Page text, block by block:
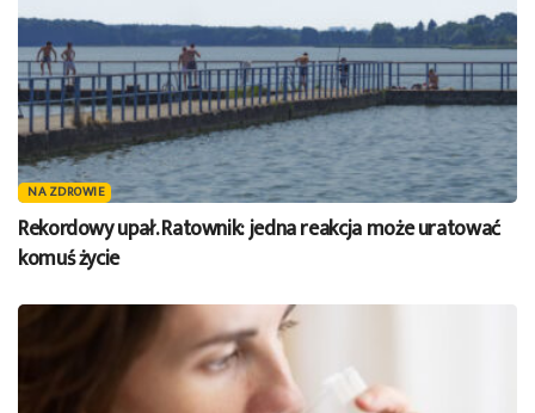
NA ZDROWIE
Rekordowy upał. Ratownik: jedna reakcja może uratować
komuś życie